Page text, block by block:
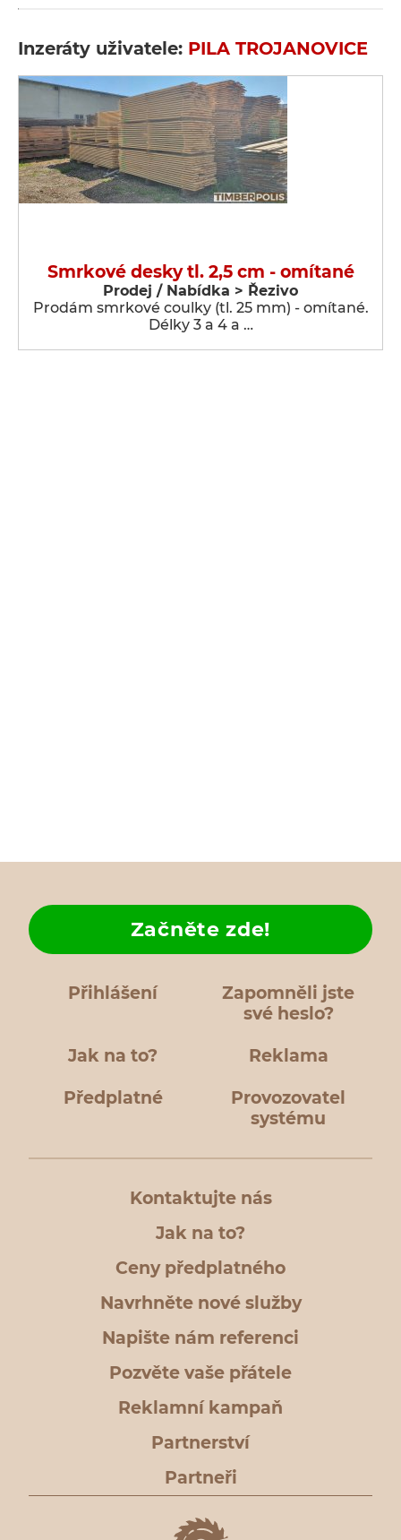
Inzeráty uživatele: PILA TROJANOVICE
Smrkové desky tl. 2,5 cm - omítané
Prodej / Nabídka > Řezivo
Prodám smrkové coulky (tl. 25 mm) - omítané.
Délky 3 a 4 a …
Přihlášení
Zapomněli jste
své heslo?
Jak na to?
Začněte zde!
Reklama
Předplatné
Provozovatel
systému
Kontaktujte nás
Jak na to?
Ceny předplatného
Navrhněte nové služby
Napište nám referenci
Pozvěte vaše přátele
Reklamní kampaň
Partnerství
Partneři